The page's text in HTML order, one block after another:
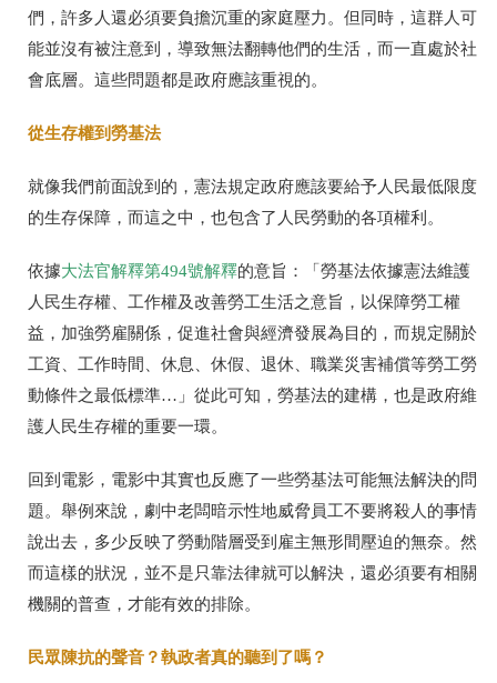
們，許多人還必須要負擔沉重的家庭壓力。但同時，這群人可
能並沒有被注意到，導致無法翻轉他們的生活，而一直處於社
會底層。這些問題都是政府應該重視的。
從生存權到勞基法
就像我們前面說到的，憲法規定政府應該要給予人民最低限度
的生存保障，而這之中，也包含了人民勞動的各項權利。
依據大法官解釋第494號解釋的意旨：「勞基法依據憲法維護
人民生存權、工作權及改善勞工生活之意旨，以保障勞工權
益，加強勞雇關係，促進社會與經濟發展為目的，而規定關於
工資、工作時間、休息、休假、退休、職業災害補償等勞工勞
動條件之最低標準…」從此可知，勞基法的建構，也是政府維
護人民生存權的重要一環。
回到電影，電影中其實也反應了一些勞基法可能無法解決的問
題。舉例來說，劇中老闆暗示性地威脅員工不要將殺人的事情
說出去，多少反映了勞動階層受到雇主無形間壓迫的無奈。然
而這樣的狀況，並不是只靠法律就可以解決，還必須要有相關
機關的普查，才能有效的排除。
民眾陳抗的聲音？執政者真的聽到了嗎？